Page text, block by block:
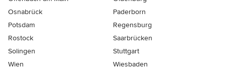
Osnabrück
Paderborn
Potsdam
Regensburg
Rostock
Saarbrücken
Solingen
Stuttgart
Wien
Wiesbaden